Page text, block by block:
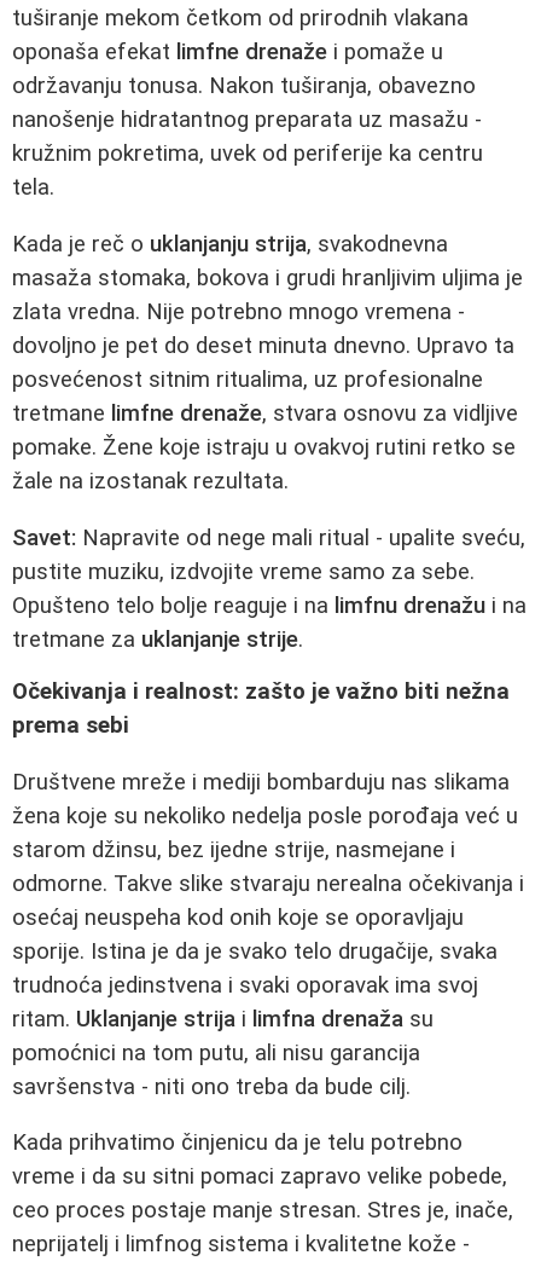
tuširanje mekom četkom od prirodnih vlakana
oponaša efekat limfne drenaže i pomaže u
održavanju tonusa. Nakon tuširanja, obavezno
nanošenje hidratantnog preparata uz masažu -
kružnim pokretima, uvek od periferije ka centru
tela.
Kada je reč o uklanjanju strija, svakodnevna
masaža stomaka, bokova i grudi hranljivim uljima je
zlata vredna. Nije potrebno mnogo vremena -
dovoljno je pet do deset minuta dnevno. Upravo ta
posvećenost sitnim ritualima, uz profesionalne
tretmane limfne drenaže, stvara osnovu za vidljive
pomake. Žene koje istraju u ovakvoj rutini retko se
žale na izostanak rezultata.
Savet: Napravite od nege mali ritual - upalite sveću,
pustite muziku, izdvojite vreme samo za sebe.
Opušteno telo bolje reaguje i na limfnu drenažu i na
tretmane za uklanjanje strije.
Očekivanja i realnost: zašto je važno biti nežna
prema sebi
Društvene mreže i mediji bombarduju nas slikama
žena koje su nekoliko nedelja posle porođaja već u
starom džinsu, bez ijedne strije, nasmejane i
odmorne. Takve slike stvaraju nerealna očekivanja i
osećaj neuspeha kod onih koje se oporavljaju
sporije. Istina je da je svako telo drugačije, svaka
trudnoća jedinstvena i svaki oporavak ima svoj
ritam. Uklanjanje strija i limfna drenaža su
pomoćnici na tom putu, ali nisu garancija
savršenstva - niti ono treba da bude cilj.
Kada prihvatimo činjenicu da je telu potrebno
vreme i da su sitni pomaci zapravo velike pobede,
ceo proces postaje manje stresan. Stres je, inače,
neprijatelj i limfnog sistema i kvalitetne kože -